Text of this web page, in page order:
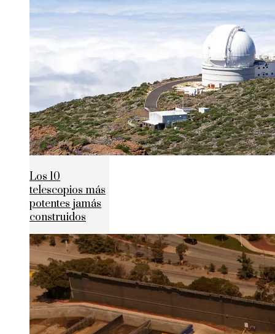
Los 10
telescopios más
potentes jamás
construidos